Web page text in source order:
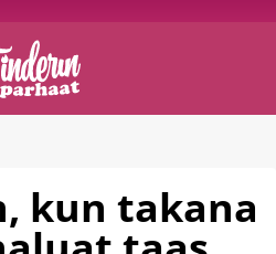
kun takana